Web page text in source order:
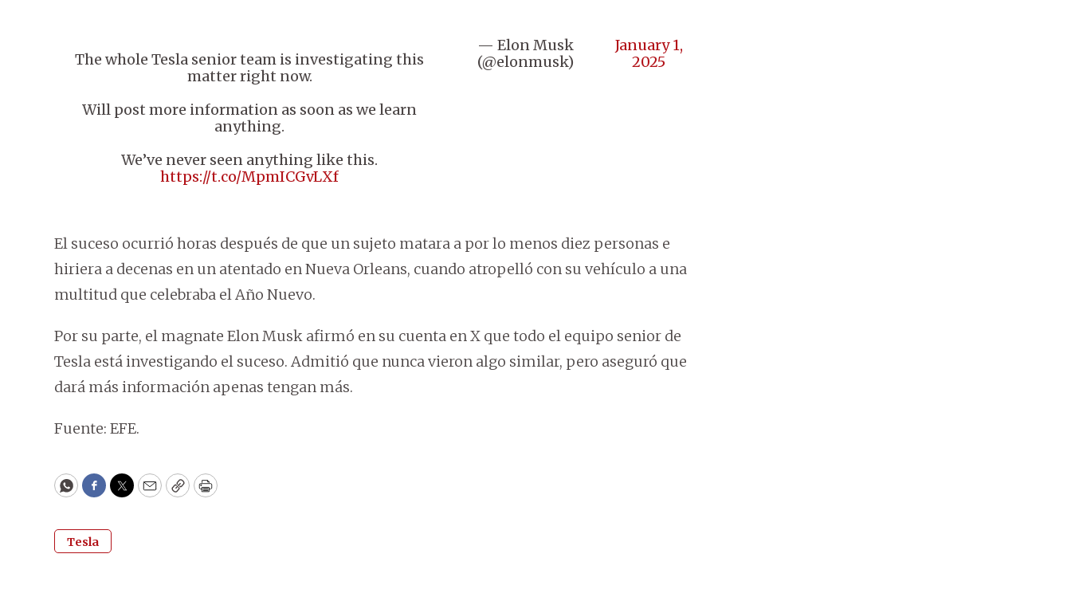
The whole Tesla senior team is investigating this
matter right now.
Will post more information as soon as we learn
anything.
We’ve never seen anything like this.
https://t.co/MpmICGvLXf
— Elon Musk
(@elonmusk)
January 1,
2025
El suceso ocurrió horas después de que un sujeto matara a por lo menos diez personas e
hiriera a decenas en un atentado en Nueva Orleans, cuando atropelló con su vehículo a una
multitud que celebraba el Año Nuevo.
Por su parte, el magnate Elon Musk afirmó en su cuenta en X que todo el equipo senior de
Tesla está investigando el suceso. Admitió que nunca vieron algo similar, pero aseguró que
dará más información apenas tengan más.
Fuente: EFE.
WhatsApp
Facebook
Twitter
EmailCopyPrint
Tesla